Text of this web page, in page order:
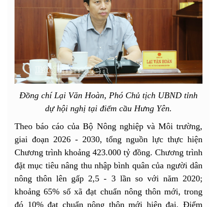
Đồng chí Lại Văn Hoàn, Phó Chủ tịch UBND tỉnh
dự hội nghị tại điểm cầu Hưng Yên.
Theo báo cáo của Bộ Nông nghiệp và Môi trường,
giai đoạn 2026 - 2030, tổng nguồn lực thực hiện
Chương trình khoảng 423.000 tỷ đồng. Chương trình
đặt mục tiêu nâng thu nhập bình quân của người dân
nông thôn lên gấp 2,5 - 3 lần so với năm 2020;
khoảng 65% số xã đạt chuẩn nông thôn mới, trong
đó 10% đạt chuẩn nông thôn mới hiện đại. Điểm